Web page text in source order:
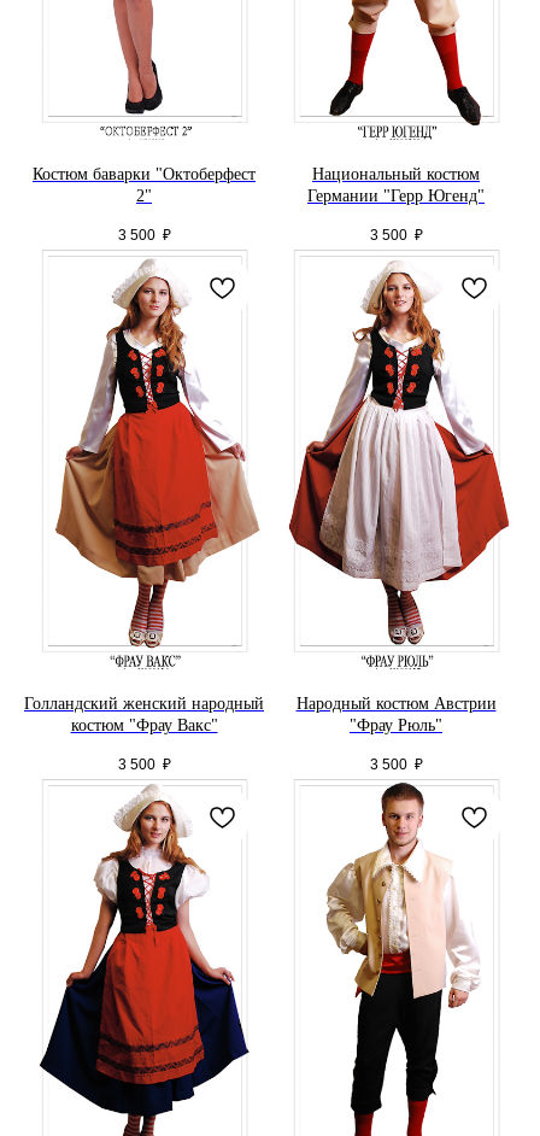
Костюм баварки "Октоберфест
2"
3 500 ₽
Национальный костюм
Германии "Герр Югенд"
3 500 ₽
Голландский женский народный
костюм "Фрау Вакс"
3 500 ₽
Народный костюм Австрии
"Фрау Рюль"
3 500 ₽